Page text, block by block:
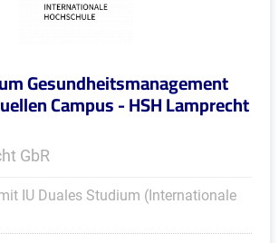
Gesundheitsmanagement
Campus - HSH Lamprecht
GbR
IU Duales Studium (Internationale